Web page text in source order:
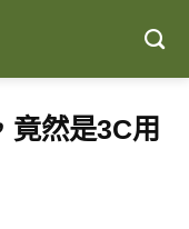
竟然是3C用